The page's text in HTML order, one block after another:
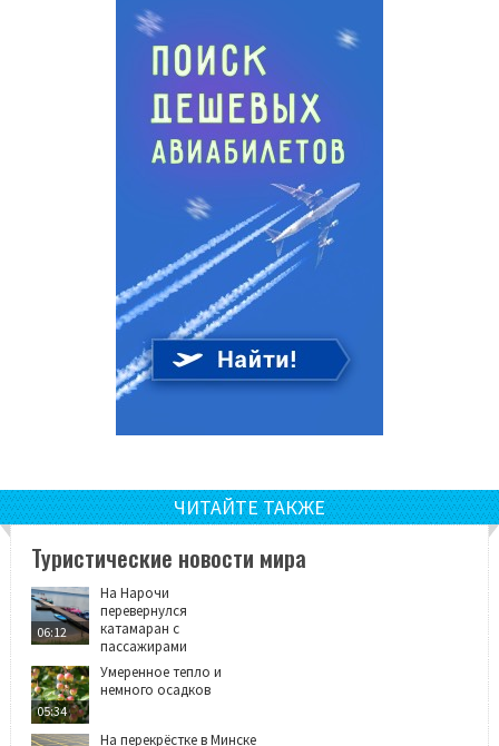
ЧИТАЙТЕ ТАКЖЕ
Туристические новости мира
06:12
На Нарочи
перевернулся
катамаран с
пассажирами
05:34
Умеренное тепло и
немного осадков
На перекрёстке в Минске